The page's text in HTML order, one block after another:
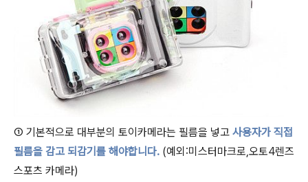
① 기본적으로 대부분의 토이카메라는 필름을 넣고 사용자가 직접
필름을 감고 되감기를 해야합니다. (예외:미스터마크로,오토4렌즈
스포츠 카메라)